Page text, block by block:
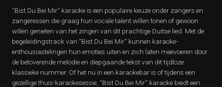
“Bist Du Bei Mir” karaoke is een populaire keuze onder zangers en
zangeressen die graag hun vocale talent willen tonen of gewoon
willen genieten van het zingen van dit prachtige Duitse lied. Met de
begeleidingstrack van “Bist Du Bei Mir” kunnen karaoke-
enthousiastelingen hun emoties uiten en zich laten meevoeren door
de betoverende melodie en diepgaande tekst van dit tijdloze
klassieke nummer. Of het nu in een karaokebar is of tijdens een
gezellige thuis-karaokesessie, “Bist Du Bei Mir” karaoke biedt een